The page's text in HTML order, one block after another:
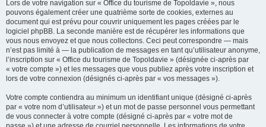
Lors de votre navigation sur « Office du tourisme de Topoldavie », nous
pouvons également créer une quatrième sorte de cookies, externes au
document qui est prévu pour couvrir uniquement les pages créées par le
logiciel phpBB. La seconde manière est de récupérer les informations que
vous nous envoyez et que nous collectons. Ceci peut correspondre — mais
n’est pas limité à — la publication de messages en tant qu’utilisateur anonyme,
l’inscription sur « Office du tourisme de Topoldavie » (désignée ci-après par
« votre compte ») et les messages que vous publiez après votre inscription et
lors de votre connexion (désignés ci-après par « vos messages »).
Votre compte contiendra au minimum un identifiant unique (désigné ci-après
par « votre nom d’utilisateur ») et un mot de passe personnel vous permettant
de vous connecter à votre compte (désigné ci-après par « votre mot de